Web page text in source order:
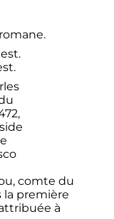
comte du
la première
à